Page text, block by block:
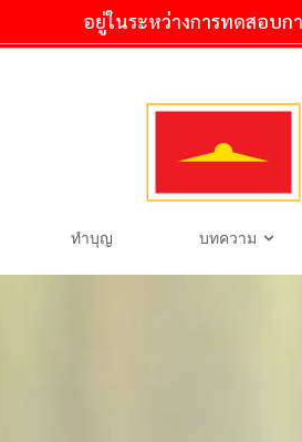
อยู่ในระหว่างการทดสอบก
ทำบุญ บทความ